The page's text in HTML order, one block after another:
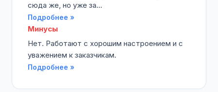
сюда же, но уже за...
Подробнее »
Минусы
Нет. Работают с хорошим настроением и с
уважением к заказчикам.
Подробнее »